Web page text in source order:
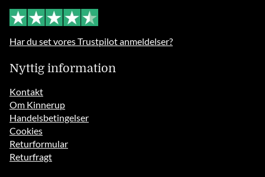
Har du set vores Trustpilot anmeldelser?
Nyttig information
Kontakt
Om Kinnerup
Handelsbetingelser
Cookies
Returformular
Returfragt